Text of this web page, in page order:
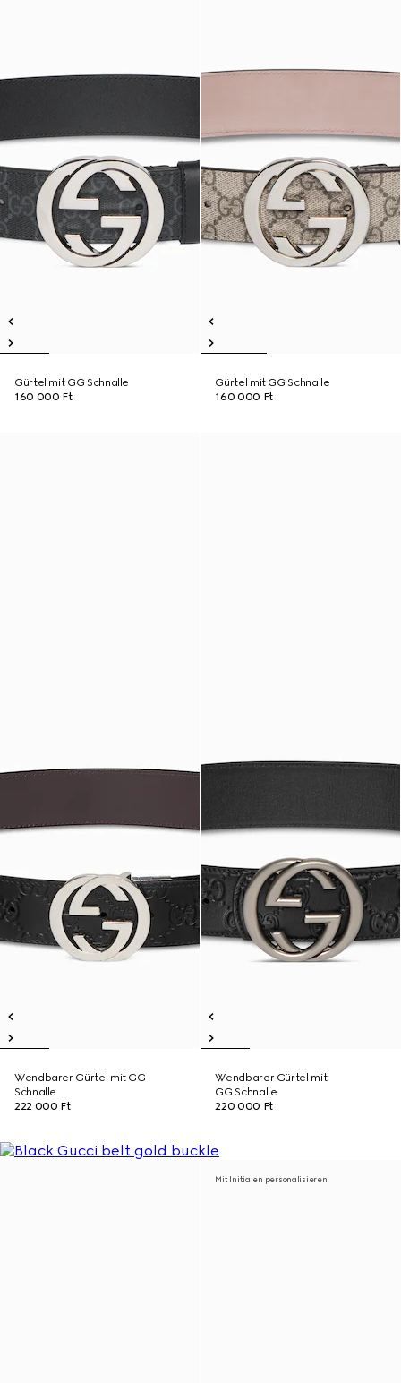
Gürtel mit GG Schnalle
160 000 Ft
Gürtel mit GG Schnalle
160 000 Ft
Wendbarer Gürtel mit GG
Schnalle
222 000 Ft
Wendbarer Gürtel mit
GG Schnalle
220 000 Ft
Mit Initialen personalisieren